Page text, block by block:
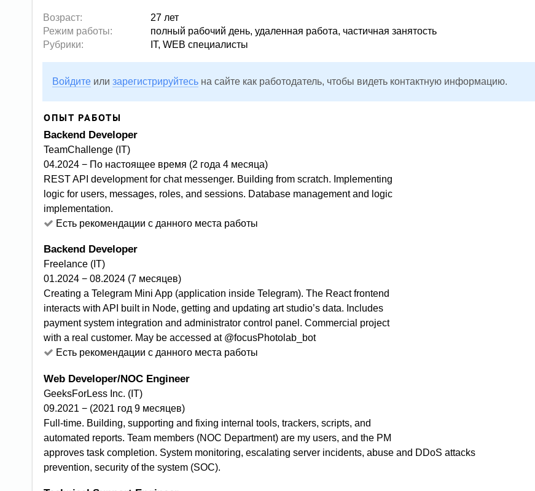
Возраст:
27 лет
Режим работы:
полный рабочий день, удаленная работа, частичная занятость
Рубрики:
IT, WEB специалисты
Войдите или зарегистрируйтесь на сайте как работодатель, чтобы видеть контактную информацию.
ОПЫТ РАБОТЫ
Backend Developer
TeamChallenge (IT)
04.2024 − По настоящее время (2 года 4 месяца)
REST API development for chat messenger. Building from scratch. Implementing
logic for users, messages, roles, and sessions. Database management and logic
implementation.
Есть рекомендации с данного места работы
Backend Developer
Freelance (IT)
01.2024 − 08.2024 (7 месяцев)
Creating a Telegram Mini App (application inside Telegram). The React frontend
interacts with API built in Node, getting and updating art studio’s data. Includes
payment system integration and administrator control panel. Commercial project
with a real customer. May be accessed at @focusPhotolab_bot
Есть рекомендации с данного места работы
Web Developer/NOC Engineer
GeeksForLess Inc. (IT)
09.2021 − (2021 год 9 месяцев)
Full-time. Building, supporting and fixing internal tools, trackers, scripts, and
automated reports. Team members (NOC Department) are my users, and the PM
approves task completion. System monitoring, escalating server incidents, abuse and DDoS attacks
prevention, security of the system (SOC).